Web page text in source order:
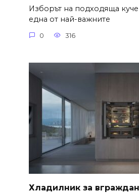
Изборът на подходяща
една от най-важните
0 316
Хладилник за